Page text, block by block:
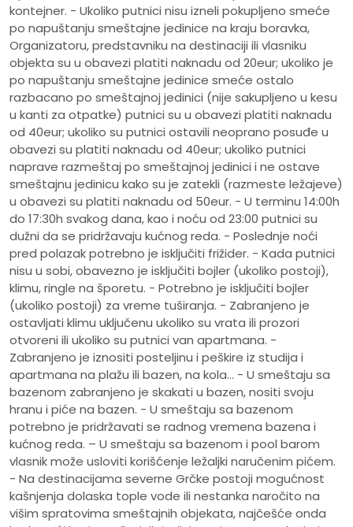
kontejner. - Ukoliko putnici nisu izneli pokupljeno smeće
po napuštanju smeštajne jedinice na kraju boravka,
Organizatoru, predstavniku na destinaciji ili vlasniku
objekta su u obavezi platiti naknadu od 20eur; ukoliko je
po napuštanju smeštajne jedinice smeće ostalo
razbacano po smeštajnoj jedinici (nije sakupljeno u kesu
u kanti za otpatke) putnici su u obavezi platiti naknadu
od 40eur; ukoliko su putnici ostavili neoprano posuđe u
obavezi su platiti naknadu od 40eur; ukoliko putnici
naprave razmeštaj po smeštajnoj jedinici i ne ostave
smeštajnu jedinicu kako su je zatekli (razmeste ležajeve)
u obavezi su platiti naknadu od 50eur. - U terminu 14:00h
do 17:30h svakog dana, kao i noću od 23:00 putnici su
dužni da se pridržavaju kućnog reda. - Poslednje noći
pred polazak potrebno je isključiti frižider. - Kada putnici
nisu u sobi, obavezno je isključiti bojler (ukoliko postoji),
klimu, ringle na šporetu. - Potrebno je isključiti bojler
(ukoliko postoji) za vreme tuširanja. - Zabranjeno je
ostavljati klimu uključenu ukoliko su vrata ili prozori
otvoreni ili ukoliko su putnici van apartmana. -
Zabranjeno je iznositi posteljinu i peškire iz studija i
apartmana na plažu ili bazen, na kola... - U smeštaju sa
bazenom zabranjeno je skakati u bazen, nositi svoju
hranu i piće na bazen. - U smeštaju sa bazenom
potrebno je pridržavati se radnog vremena bazena i
kućnog reda. – U smeštaju sa bazenom i pool barom
vlasnik može usloviti korišćenje ležaljki naručenim pićem.
- Na destinacijama severne Grčke postoji mogućnost
kašnjenja dolaska tople vode ili nestanka naročito na
višim spratovima smeštajnih objekata, najčešće onda